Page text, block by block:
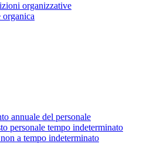
organizzative
annuale del personale
personale tempo indeterminato
a tempo indeterminato